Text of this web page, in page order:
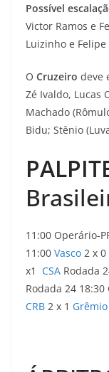
Possível
Victor Ramos e
Luizinho e
O Cruzeiro deve
Zé Ivaldo, Lucas
Machado
Bidu; Stênio
11:00 Operário-
11:00 Vasco 2 x
x1 CSA Rodada
Rodada 24
CRB 2 x 1 Grêmio